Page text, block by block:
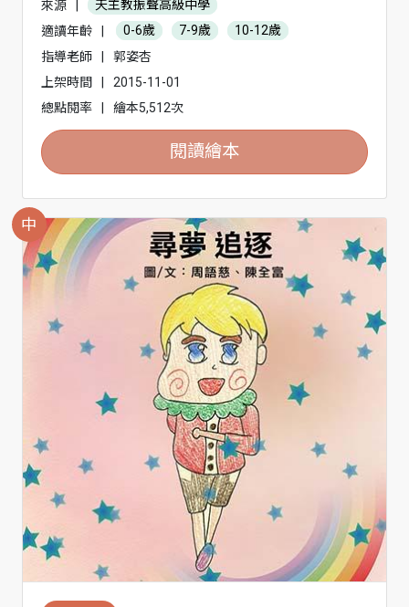
來源
天主教振聲高級中學
適讀年齡
| 0-6歲 7-9歲
10-12歲
指導老師
|
郭姿杏
上架時間
|
2015-11-01
總點閱率
| 繪本5,512次
閱讀繪本
中